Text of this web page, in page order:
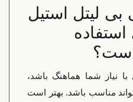
600 جی بی لیتل استیل
نیاز شما هماهنگ باشد،
مناسب باشد. بهتر است